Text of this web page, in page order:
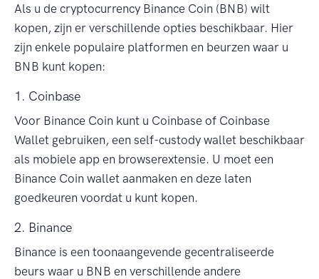
Als u de cryptocurrency Binance Coin (BNB) wilt
kopen, zijn er verschillende opties beschikbaar. Hier
zijn enkele populaire platformen en beurzen waar u
BNB kunt kopen:
1. Coinbase
Voor Binance Coin kunt u Coinbase of Coinbase
Wallet gebruiken, een self-custody wallet beschikbaar
als mobiele app en browserextensie. U moet een
Binance Coin wallet aanmaken en deze laten
goedkeuren voordat u kunt kopen.
2. Binance
Binance is een toonaangevende gecentraliseerde
beurs waar u BNB en verschillende andere